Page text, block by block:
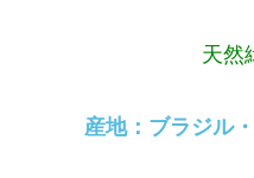
天然
産地：ブラジル